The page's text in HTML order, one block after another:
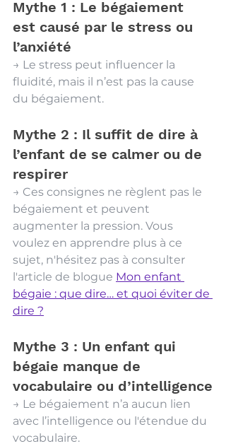
Mythe 1 : Le bégaiement
est causé par le stress ou
l’anxiété
→ Le stress peut influencer la
fluidité, mais il n’est pas la cause
du bégaiement.
Mythe 2 : Il suffit de dire à
l’enfant de se calmer ou de
respirer
→ Ces consignes ne règlent pas le
bégaiement et peuvent
augmenter la pression. Vous
voulez en apprendre plus à ce
sujet, n'hésitez pas à consulter
l'article de blogue Mon enfant
bégaie : que dire… et quoi éviter de
dire ?
Mythe 3 : Un enfant qui
bégaie manque de
vocabulaire ou d’intelligence
→ Le bégaiement n’a aucun lien
avec l’intelligence ou l'étendue du
vocabulaire.